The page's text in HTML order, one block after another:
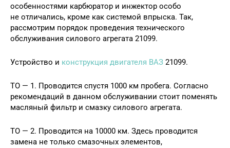
особенностями карбюратор и инжектор особо
не отличались, кроме как системой впрыска. Так,
рассмотрим порядок проведения технического
обслуживания силового агрегата 21099.
Устройство и конструкция двигателя ВАЗ 21099.
ТО — 1. Проводится спустя 1000 км пробега. Согласно
рекомендаций в данном обслуживании стоит поменять
масляный фильтр и смазку силового агрегата.
ТО — 2. Проводится на 10000 км. Здесь проводится
замена не только смазочных элементов,